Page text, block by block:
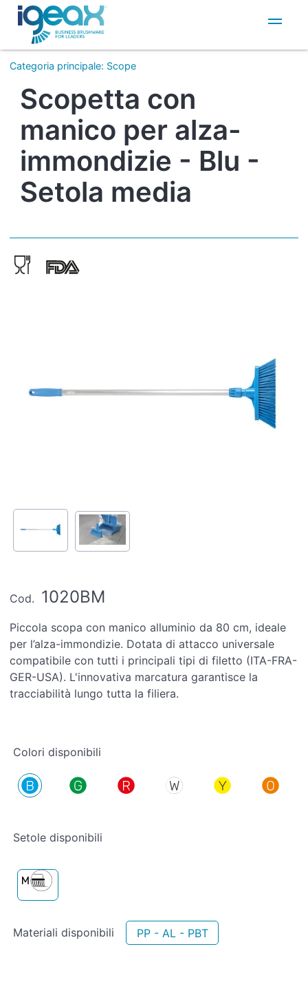
IT
EN
Categoria principale: Scope
Scopetta con
manico per alza-
immondizie - Blu -
Setola media
Cod. 1020BM
Piccola scopa con manico alluminio da 80 cm, ideale
per l’alza-immondizie. Dotata di attacco universale
compatibile con tutti i principali tipi di filetto (ITA-FRA-
GER-USA). L'innovativa marcatura garantisce la
tracciabilità lungo tutta la filiera.
Colori disponibili
Setole disponibili
Materiali disponibili PP - AL - PBT